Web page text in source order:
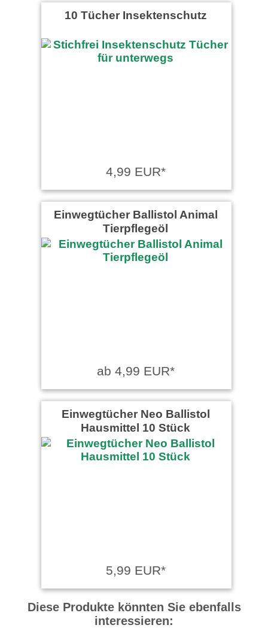
10 Tücher Insektenschutz
4,99 EUR*
Einwegtücher Ballistol Animal
Tierpflegeöl
ab 4,99 EUR*
Einwegtücher Neo Ballistol
Hausmittel 10 Stück
5,99 EUR*
Diese Produkte könnten Sie ebenfalls
interessieren: